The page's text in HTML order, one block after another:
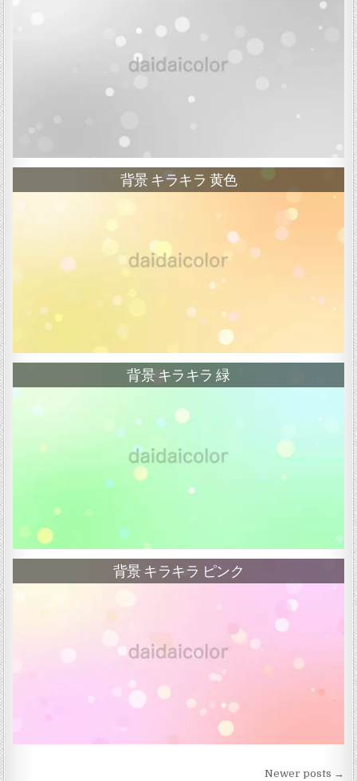
背景 キラキラ 黄色
背景 キラキラ 緑
背景 キラキラ ピンク
Newer posts →